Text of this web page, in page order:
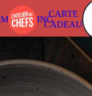
CARTE
CADEAU